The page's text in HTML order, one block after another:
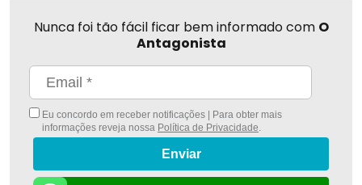
Nunca foi tão fácil ficar bem informado com O
Antagonista
Eu concordo em receber notificações | Para obter mais
informações reveja nossa Política de Privacidade.
Enviar